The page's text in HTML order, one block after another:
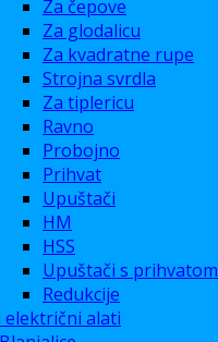
Za čepove
Za glodalicu
Za kvadratne rupe
Strojna svrdla
Za tiplericu
Ravno
Probojno
Prihvat
Upuštači
HM
HSS
Upuštači s prihvatom
Redukcije
električni alati